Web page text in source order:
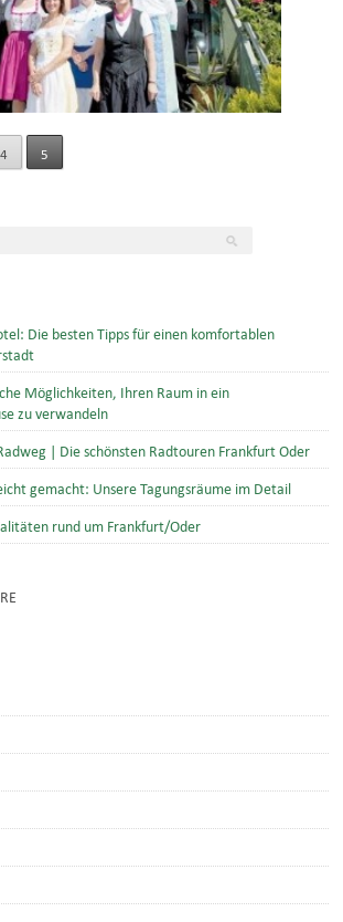
4 5
Die besten Tipps für einen komfortablen
Möglichkeiten, Ihren Raum in ein
zu verwandeln
| Die schönsten Radtouren Frankfurt Oder
gemacht: Unsere Tagungsräume im Detail
rund um Frankfurt/Oder